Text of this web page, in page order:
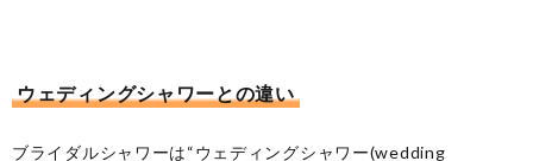
ウェディングシャワーとの違い
ブライダルシャワーは“ウェディングシャワー(wedding